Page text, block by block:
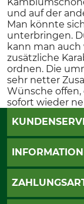
und auf der
Man könnte
unterbringen.
kann man
zusätzliche
ordnen. Die
sehr netter
Wünsche offen,
sofort wieder
Live-Shopping
AGB